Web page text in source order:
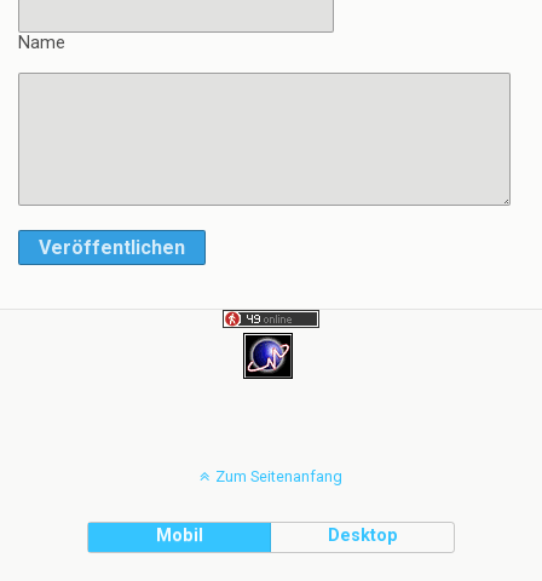
Name
Veröffentlichen
Zum Seitenanfang
Mobil Desktop